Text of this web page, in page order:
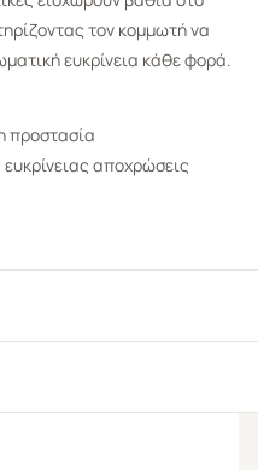
τον κομμωτή να
ευκρίνεια κάθε φορά.
προστασία
αποχρώσεις